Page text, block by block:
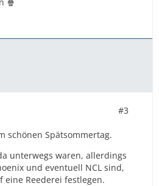
#3
schönen Spätsommertag.
unterwegs waren, allerdings
und eventuell NCL sind,
Reederei festlegen.